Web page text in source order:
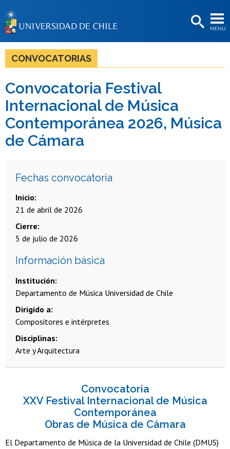
MENÚ
BIBLIOTECAS
LA UNIVERSIDAD
Estudiantes
Académicas/os
CONVOCATORIAS
Convocatoria Festival
Internacional de Música
Contemporánea 2026, Música
de Cámara
Fechas convocatoria
Inicio
21 de abril de 2026
Cierre
5 de julio de 2026
Información básica
Institución
Departamento de Música Universidad de Chile
Dirigido a
Compositores e intérpretes
Disciplinas
Arte y Arquitectura
Convocatoria
XXV Festival Internacional de Música
Contemporánea
Obras de Música de Cámara
El Departamento de Música de la Universidad de Chile (DMUS)